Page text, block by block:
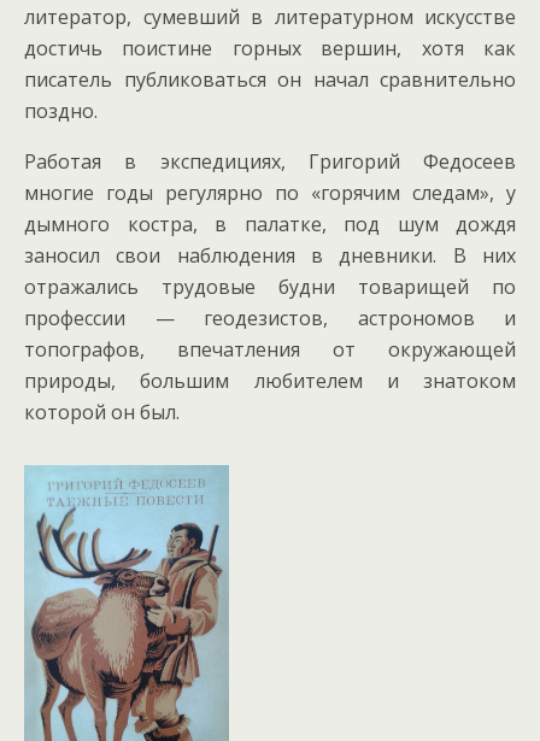
литератор, сумевший в литературном искусстве
достичь поистине горных вершин, хотя как
писатель публиковаться он начал сравнительно
поздно.
Работая в экспедициях, Григорий Федосеев
многие годы регулярно по «горячим следам», у
дымного костра, в палатке, под шум дождя
заносил свои наблюдения в дневники. В них
отражались трудовые будни товарищей по
профессии — геодезистов, астрономов и
топографов, впечатления от окружающей
природы, большим любителем и знатоком
которой он был.